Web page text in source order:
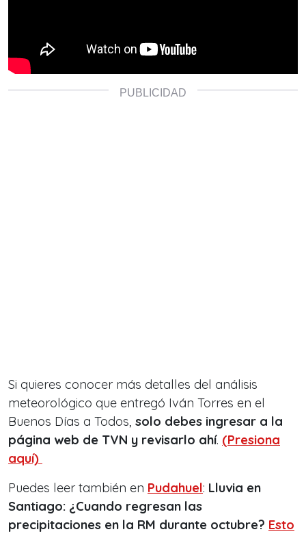
Si quieres conocer más detalles del análisis
meteorológico que entregó Iván Torres en el
Buenos Días a Todos, solo debes ingresar a la
página web de TVN y revisarlo ahí. (Presiona
aquí)
Puedes leer también en Pudahuel: Lluvia en
Santiago: ¿Cuando regresan las
precipitaciones en la RM durante octubre? Esto